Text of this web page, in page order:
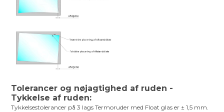
Tolerancer og nøjagtighed af ruden -
Tykkelse af ruden:
Tykkelsestolerancer på 3 lags Termoruder med Float glas er ± 1,5 mm.